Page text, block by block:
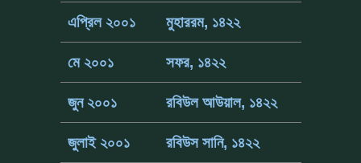
এপ্রিল ২০০১ মুহাররম, ১৪২২
মে ২০০১ সফর, ১৪২২
জুন ২০০১ রবিউল আউয়াল, ১৪২২
জুলাই ২০০১ রবিউস সানি, ১৪২২